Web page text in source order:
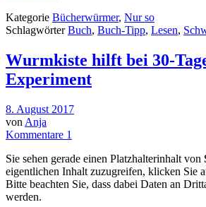
Kategorie Bücherwürmer, Nur so
SchlagwörterBuch, Buch-Tipp, Lesen,
Wurmkiste hilft bei 30-
Experiment
8. August 2017
von Anja
Kommentare 1
Sie sehen gerade einen Platzhalterinhalt von
eigentlichen Inhalt zuzugreifen, klicken Sie
Bitte beachten Sie, dass dabei Daten an
werden.